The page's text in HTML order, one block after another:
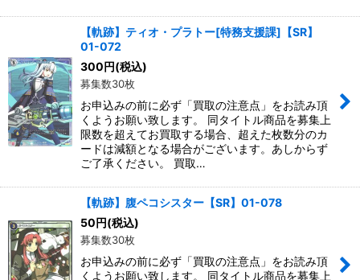
【軌跡】ティオ・プラトー[特務支援課]【SR】
01-072
300円(税込)
募集数30枚
お申込みの前に必ず「買取の注意点」をお読み頂
くようお願い致します。 同タイトル商品を募集上
限数を超えてお買取する場合、超えた枚数分のカ
ードは減額となる場合がございます。あしからず
ご了承ください。 買取…
【軌跡】腹ペコシスター【SR】01-078
50円(税込)
募集数30枚
お申込みの前に必ず「買取の注意点」をお読み頂
くようお願い致します。 同タイトル商品を募集上